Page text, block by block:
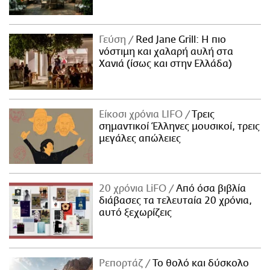
Γεύση
Red Jane Grill: Η πιο
νόστιμη και χαλαρή αυλή στα
Χανιά (ίσως και στην Ελλάδα)
Είκοσι χρόνια LIFO
Tρεις
σημαντικοί Έλληνες μουσικοί, τρεις
μεγάλες απώλειες
20 χρόνια LiFO
Από όσα βιβλία
διάβασες τα τελευταία 20 χρόνια,
αυτό ξεχωρίζεις
Ρεπορτάζ Το θολό και δύσκολο